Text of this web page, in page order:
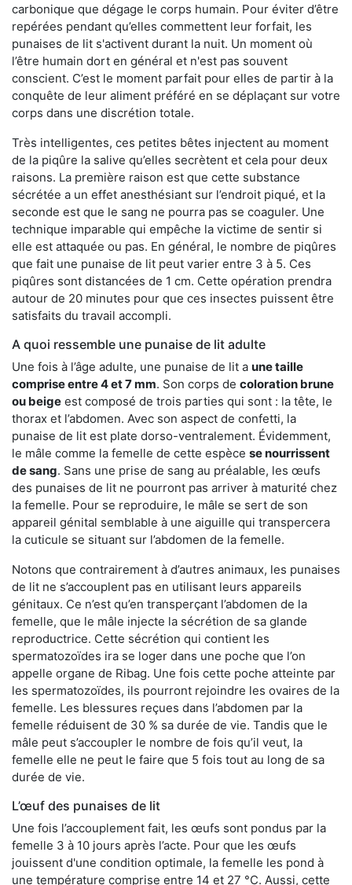
carbonique que dégage le corps humain. Pour éviter d’être
repérées pendant qu’elles commettent leur forfait, les
punaises de lit s'activent durant la nuit. Un moment où
l’être humain dort en général et n'est pas souvent
conscient. C’est le moment parfait pour elles de partir à la
conquête de leur aliment préféré en se déplaçant sur votre
corps dans une discrétion totale.
Très intelligentes, ces petites bêtes injectent au moment
de la piqûre la salive qu’elles secrètent et cela pour deux
raisons. La première raison est que cette substance
sécrétée a un effet anesthésiant sur l’endroit piqué, et la
seconde est que le sang ne pourra pas se coaguler. Une
technique imparable qui empêche la victime de sentir si
elle est attaquée ou pas. En général, le nombre de piqûres
que fait une punaise de lit peut varier entre 3 à 5. Ces
piqûres sont distancées de 1 cm. Cette opération prendra
autour de 20 minutes pour que ces insectes puissent être
satisfaits du travail accompli.
A quoi ressemble une punaise de lit adulte
Une fois à l’âge adulte, une punaise de lit a une taille
comprise entre 4 et 7 mm. Son corps de coloration brune
ou beige est composé de trois parties qui sont : la tête, le
thorax et l’abdomen. Avec son aspect de confetti, la
punaise de lit est plate dorso-ventralement. Évidemment,
le mâle comme la femelle de cette espèce se nourrissent
de sang. Sans une prise de sang au préalable, les œufs
des punaises de lit ne pourront pas arriver à maturité chez
la femelle. Pour se reproduire, le mâle se sert de son
appareil génital semblable à une aiguille qui transpercera
la cuticule se situant sur l’abdomen de la femelle.
Notons que contrairement à d’autres animaux, les punaises
de lit ne s’accouplent pas en utilisant leurs appareils
génitaux. Ce n’est qu’en transperçant l’abdomen de la
femelle, que le mâle injecte la sécrétion de sa glande
reproductrice. Cette sécrétion qui contient les
spermatozoïdes ira se loger dans une poche que l’on
appelle organe de Ribag. Une fois cette poche atteinte par
les spermatozoïdes, ils pourront rejoindre les ovaires de la
femelle. Les blessures reçues dans l’abdomen par la
femelle réduisent de 30 % sa durée de vie. Tandis que le
mâle peut s’accoupler le nombre de fois qu’il veut, la
femelle elle ne peut le faire que 5 fois tout au long de sa
durée de vie.
L’œuf des punaises de lit
Une fois l’accouplement fait, les œufs sont pondus par la
femelle 3 à 10 jours après l’acte. Pour que les œufs
jouissent d'une condition optimale, la femelle les pond à
une température comprise entre 14 et 27 °C. Aussi, cette